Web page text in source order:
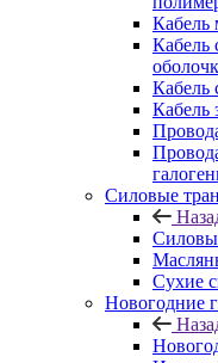
Кабель
Кабель
Кабель
Кабель
Силовые
Сухие
Новогодние